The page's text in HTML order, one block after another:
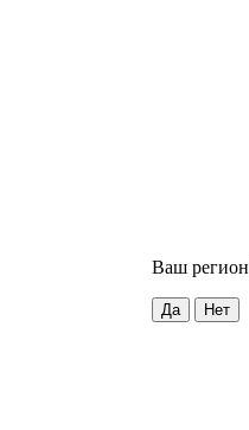
Ваш регион